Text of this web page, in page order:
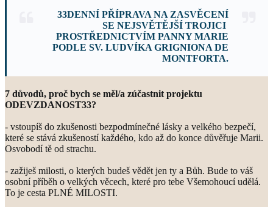
33DENNÍ PŘÍPRAVA NA ZASVĚCENÍ
SE NEJSVĚTĚJŠÍ TROJICI
PROSTŘEDNICTVÍM PANNY MARIE
PODLE SV. LUDVÍKA GRIGNIONA DE
MONTFORTA.
7 důvodů, proč bych se měl/a zúčastnit projektu
ODEVZDANOST33?
- vstoupíš do zkušenosti bezpodmínečné lásky a velkého bezpečí,
které se stává zkušeností každého, kdo až do konce důvěřuje Marii.
Osvobodí tě od strachu.
- zažiješ milosti, o kterých budeš vědět jen ty a Bůh. Bude to váš
osobní příběh o velkých věcech, které pro tebe Všemohoucí udělá.
To je cesta PLNÉ MILOSTI.